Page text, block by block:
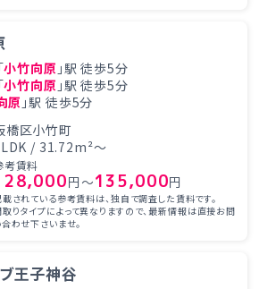
小竹向原 」駅 徒歩5分
小竹向原 」駅 徒歩5分
原 」駅 徒歩5分
橋区小竹町
/ 31.72m²～
考賃料
円～135,000円
されている参考賃料は、独自で調査した賃料です。
りタイプによって異なりますので、最新情報は直接お問
合わせ下さいませ。
王子神谷